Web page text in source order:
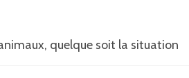
quelque soit la situation